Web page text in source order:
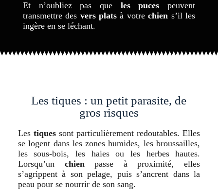
Et n’oubliez pas que les puces peuvent
transmettre des vers plats à votrechien s’il les
ingère en se léchant.
Les tiques : un petit parasite, de
gros risques
Les tiquessont particulièrement redoutables. Elles
se logent dans les zones humides, les broussailles,
les sous-bois, les haies ou les herbes hautes.
Lorsqu’un chienpasse à proximité, elles
s’agrippent à son pelage, puis s’ancrent dans la
peau pour se nourrir de son sang.